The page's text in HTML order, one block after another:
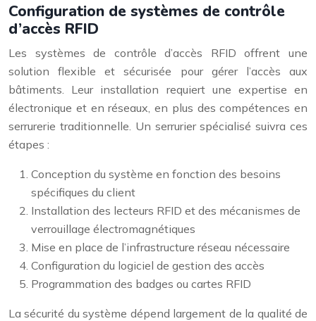
Configuration de systèmes de contrôle
d’accès RFID
Les systèmes de contrôle d’accès RFID offrent une
solution flexible et sécurisée pour gérer l’accès aux
bâtiments. Leur installation requiert une expertise en
électronique et en réseaux, en plus des compétences en
serrurerie traditionnelle. Un serrurier spécialisé suivra ces
étapes :
Conception du système en fonction des besoins
spécifiques du client
Installation des lecteurs RFID et des mécanismes de
verrouillage électromagnétiques
Mise en place de l’infrastructure réseau nécessaire
Configuration du logiciel de gestion des accès
Programmation des badges ou cartes RFID
La sécurité du système dépend largement de la qualité de